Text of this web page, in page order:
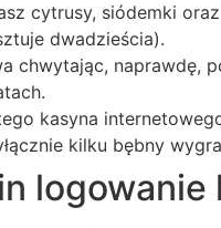
cytrusy, siódemki
dwadzieścia).
chwytając, naprawdę,
kasyna
kilku bębny
logowanie